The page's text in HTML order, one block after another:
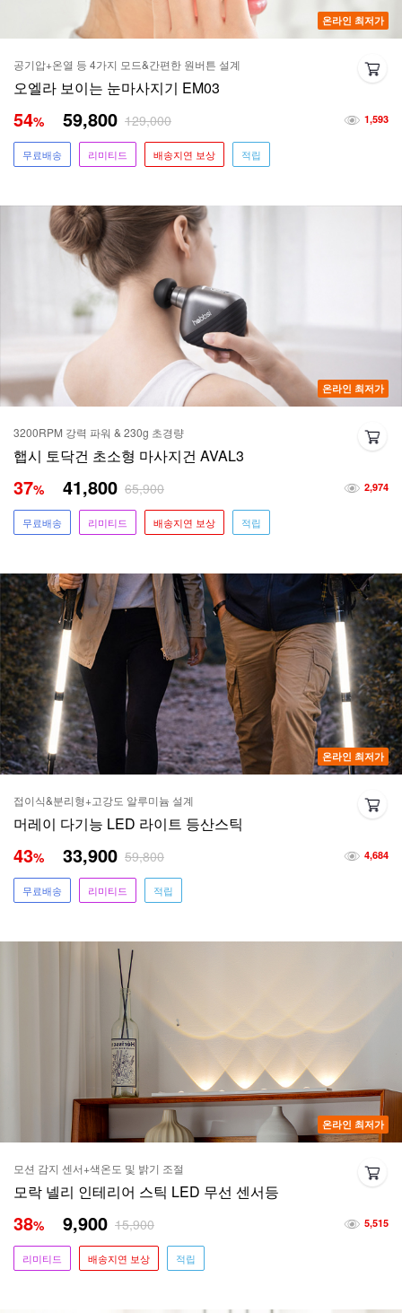
온라인 최저가
공기압+온열 등 4가지 모드&간편한 원버튼 설계
오엘라 보이는 눈마사지기 EM03
1,593
54% 59,800 129,000
무료배송 리미티드 배송지연 보상 적립
온라인 최저가
3200RPM 강력 파워 & 230g 초경량
햅시 토닥건 초소형 마사지건 AVAL3
2,974
37% 41,800 65,900
무료배송 리미티드 배송지연 보상 적립
온라인 최저가
접이식&분리형+고강도 알루미늄 설계
머레이 다기능 LED 라이트 등산스틱
4,684
43% 33,900 59,800
무료배송 리미티드 적립
온라인 최저가
모션 감지 센서+색온도 및 밝기 조절
모락 넬리 인테리어 스틱 LED 무선 센서등
5,515
38% 9,900 15,900
리미티드 배송지연 보상 적립